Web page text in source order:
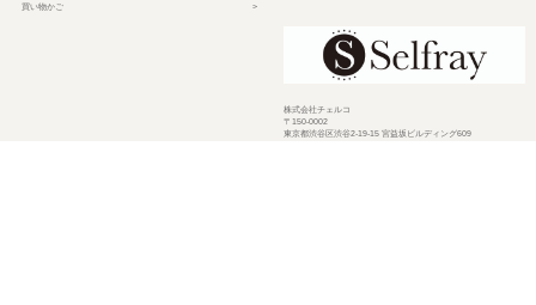
買い物かご
株式会社チェルコ
〒150-0002
東京都渋谷区渋谷2-19-15 宮益坂ビルディング609